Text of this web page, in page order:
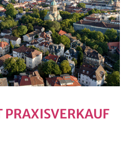
PRAXISVERKAUF